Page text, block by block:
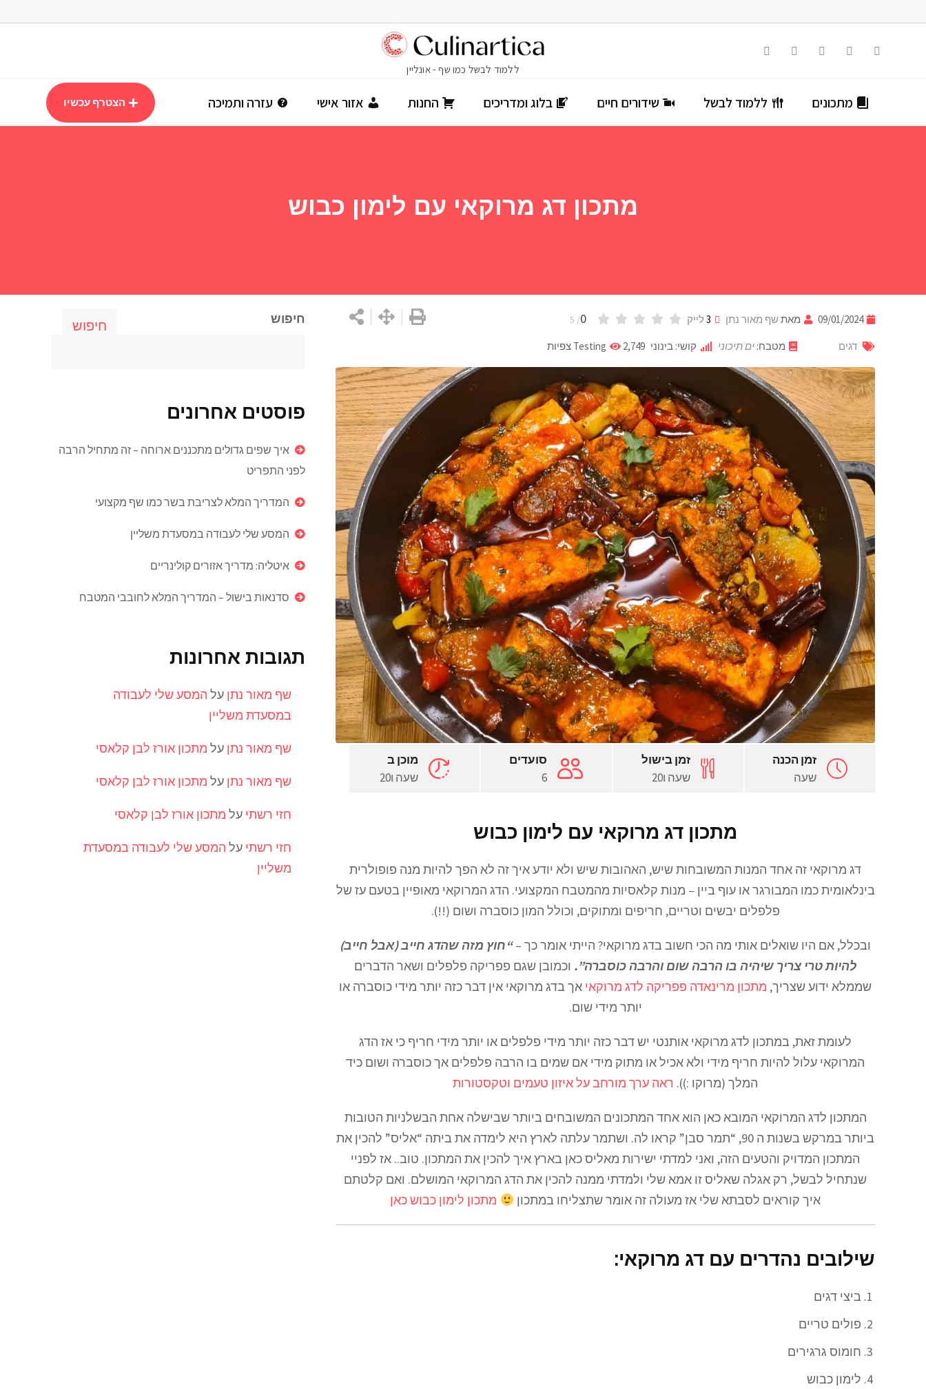
מתכונים ללמוד לבשל שידורים חיים בלוג ומדריכים החנות אזור אישי עזרה ותמיכה הצטרף עכשיו
מתכון דג מרוקאי עם לימון כבוש
09/01/2024 מאתשף מאור נתן 3 לייק 0
/ 5
דגים מטבח:ים תיכוני קושי: בינוני Testing 2,749 צפיות
זמן הכנה
שעה
זמן בישול
שעה ו20
סועדים
6
מוכן ב
שעה ו20
מתכון דג מרוקאי עם לימון כבוש
דג מרוקאי זה אחד המנות המשובחות שיש, האהובות שיש ולא יודע איך זה לא הפך להיות מנה פופולרית
בינלאומית כמו המבורגר או עוף ביין – מנות קלאסיות מהמטבח המקצועי. הדג המרוקאי מאופיין בטעם עז של
פלפלים יבשים וטריים, חריפים ומתוקים, וכולל המון כוסברה ושום (!!).
ובכלל, אם היו שואלים אותי מה הכי חשוב בדג מרוקאי? הייתי אומר כך –“חוץ מזה שהדג חייב (אבל חייב)
להיות טרי צריך שיהיה בו הרבה שום והרבה כוסברה”. וכמובן שגם פפריקה פלפלים ושאר הדברים
שממלא ידוע שצריך, מתכון מרינאדה פפריקה לדג מרוקאי אך בדג מרוקאי אין דבר כזה יותר מידי כוסברה או
יותר מידי שום.
לעומת זאת, במתכון לדג מרוקאי אותנטי יש דבר כזה יותר מידי פלפלים או יותר מידי חריף כי אז הדג
המרוקאי עלול להיות חריף מידי ולא אכיל או מתוק מידי אם שמים בו הרבה פלפלים אך כוסברה ושום כיד
המלך (מרוקו :)). ראה ערך מורחב על איזון טעמים וטקסטורות
המתכון לדג המרוקאי המובא כאן הוא אחד המתכונים המשובחים ביותר שבישלה אחת הבשלניות הטובות
ביותר במרקש בשנות ה 90, “תמר סבן” קראו לה. ושתמר עלתה לארץ היא לימדה את ביתה “אליס” להכין את
המתכון המדויק והטעים הזה, ואני למדתי ישירות מאליס כאן בארץ איך להכין את המתכון. טוב.. אז לפניי
שנתחיל לבשל, רק אגלה שאליס זו אמא שלי ולמדתי ממנה להכין את הדג המרוקאי המושלם. ואם קלטתם
איך קוראים לסבתא שלי אז מעולה זה אומר שתצליחו במתכון
מתכון לימון כבוש כאן
שילובים נהדרים עם דג מרוקאי:
ביצי דגים
פולים טריים
חומוס גרגירים
לימון כבוש
חיפוש חיפוש
פוסטים אחרונים
איך שפים גדולים מתכננים ארוחה – זה מתחיל הרבה
לפני התפריט
המדריך המלא לצריבת בשר כמו שף מקצועי
המסע שלי לעבודה במסעדת משליין
איטליה: מדריך אזורים קולינריים
סדנאות בישול – המדריך המלא לחובבי המטבח
תגובות אחרונות
שף מאור נתן על המסע שלי לעבודה
במסעדת משליין
שף מאור נתן על מתכון אורז לבן קלאסי
שף מאור נתן על מתכון אורז לבן קלאסי
חזי רשתי על מתכון אורז לבן קלאסי
חזי רשתי על המסע שלי לעבודה במסעדת
משליין